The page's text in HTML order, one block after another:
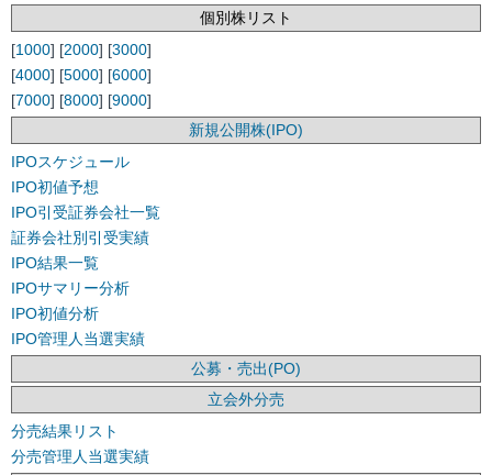
個別株リスト
[1000] [2000] [3000]
[4000] [5000] [6000]
[7000] [8000] [9000]
新規公開株(IPO)
IPOスケジュール
IPO初値予想
IPO引受証券会社一覧
証券会社別引受実績
IPO結果一覧
IPOサマリー分析
IPO初値分析
IPO管理人当選実績
公募・売出(PO)
立会外分売
分売結果リスト
分売管理人当選実績